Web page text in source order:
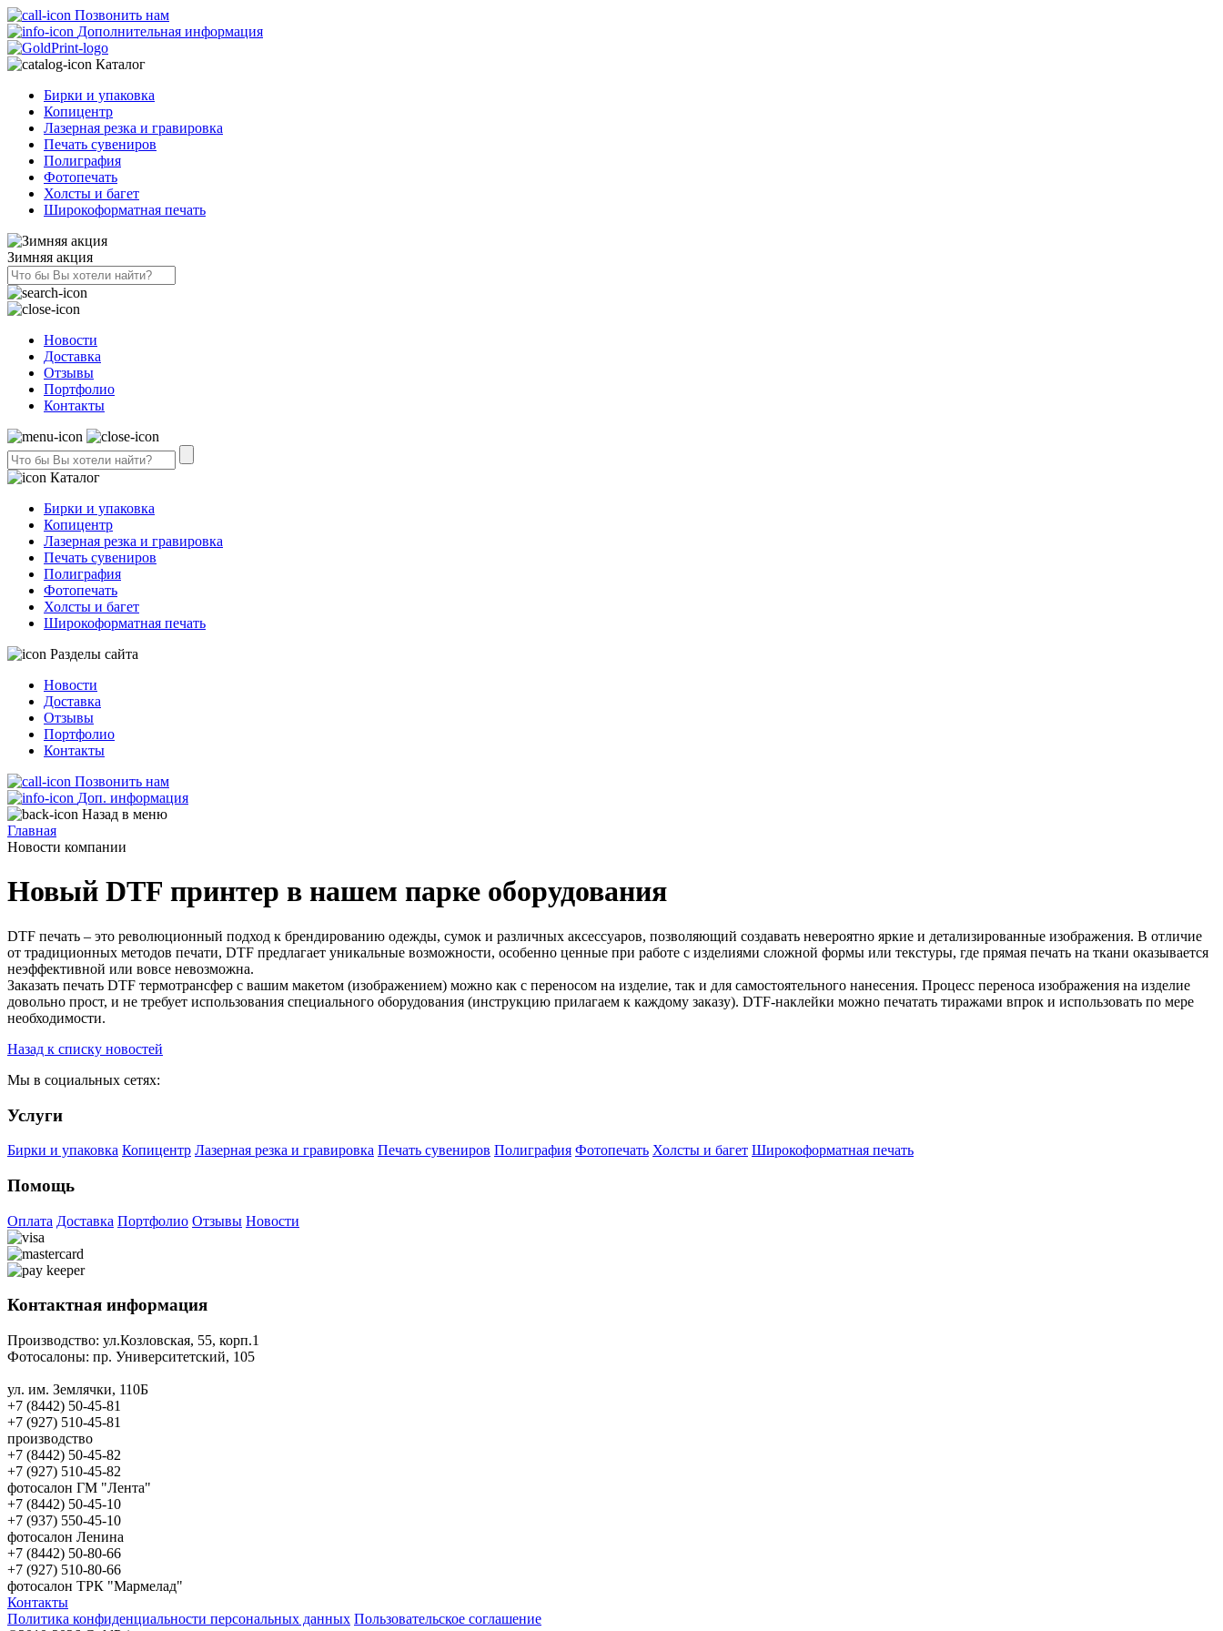
Позвонить нам
Дополнительная информация
Каталог
Бирки и упаковка
Копицентр
Лазерная резка и гравировка
Печать сувениров
Полиграфия
Фотопечать
Холсты и багет
Широкоформатная печать
Зимняя акция
Новости
Доставка
Отзывы
Портфолио
Контакты
Каталог
Бирки и упаковка
Копицентр
Лазерная резка и гравировка
Печать сувениров
Полиграфия
Фотопечать
Холсты и багет
Широкоформатная печать
Разделы сайта
Новости
Доставка
Отзывы
Портфолио
Контакты
Позвонить нам
Доп. информация
Назад в меню
Главная
Новости компании
Новый DTF принтер в нашем парке оборудования
DTF печать – это революционный подход к брендированию одежды, сумок и различных аксессуаров, позволяющий создавать невероятно яркие и детализированные изображения. В отличие
от традиционных методов печати, DTF предлагает уникальные возможности, особенно ценные при работе с изделиями сложной формы или текстуры, где прямая печать на ткани оказывается
неэффективной или вовсе невозможна.
Заказать печать DTF термотрансфер с вашим макетом (изображением) можно как с переносом на изделие, так и для самостоятельного нанесения. Процесс переноса изображения на изделие
довольно прост, и не требует использования специального оборудования (инструкцию прилагаем к каждому заказу). DTF-наклейки можно печатать тиражами впрок и использовать по мере
необходимости.
Назад к списку новостей
Мы в социальных сетях:
Услуги
Бирки и упаковка Копицентр Лазерная резка и гравировка Печать сувениров Полиграфия Фотопечать Холсты и багет Широкоформатная печать
Помощь
Оплата Доставка Портфолио Отзывы Новости
Контактная информация
Производство: ул.Козловская, 55, корп.1
Фотосалоны: пр. Университетский, 105
ул. им. Землячки, 110Б
+7 (8442) 50-45-81
+7 (927) 510-45-81
производство
+7 (8442) 50-45-82
+7 (927) 510-45-82
фотосалон ГМ "Лента"
+7 (8442) 50-45-10
+7 (937) 550-45-10
фотосалон Ленина
+7 (8442) 50-80-66
+7 (927) 510-80-66
фотосалон ТРК "Мармелад"
Контакты
Политика конфиденциальности персональных данных Пользовательское соглашение